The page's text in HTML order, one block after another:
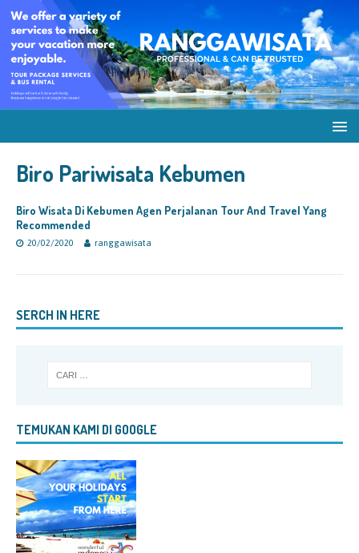
Biro Pariwisata Kebumen
Biro Wisata Di Kebumen Agen Perjalanan Tour And Travel Yang
Recommended
20/02/2020 ranggawisata
SERCH IN HERE
TEMUKAN KAMI DI GOOGLE